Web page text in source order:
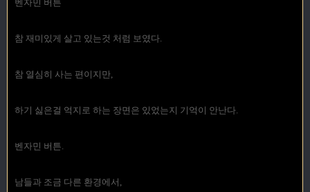
벤자민 버튼
참 재미있게 살고 있는것 처럼 보였다.
참 열심히 사는 편이지만,
하기 싫은걸 억지로 하는 장면은 있었는지 기억이 안난다.
벤자민 버튼.
남들과 조금 다른 환경에서,